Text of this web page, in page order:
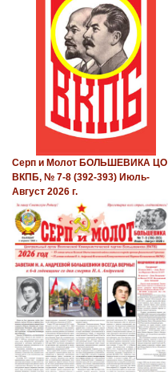
Серп и Молот БОЛЬШЕВИКА ЦО
ВКПБ, № 7-8 (392-393) Июль-
Август 2026 г.